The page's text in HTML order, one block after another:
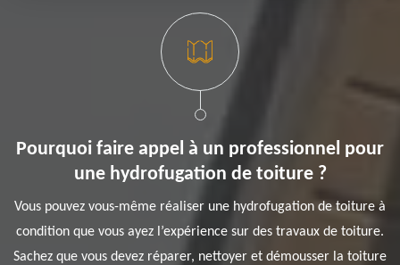
Pourquoi faire appel à un professionnel pour
une hydrofugation de toiture ?
Vous pouvez vous-même réaliser une hydrofugation de toiture à
condition que vous ayez l’expérience sur des travaux de toiture.
Sachez que vous devez réparer, nettoyer et démousser la toiture